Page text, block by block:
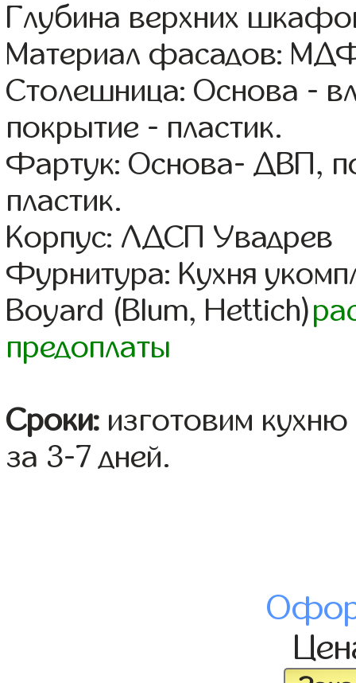
Глубина верхних
Материал фасадов:
Столешница: Основа -
покрытие - пластик.
Фартук: Основа- ДВП,
пластик.
Корпус: ЛДСП Увадрев
Фурнитура: Кухня
Boyard (Blum, Hettich)
предоплаты
Сроки: изготовим
за 3-7 дней.